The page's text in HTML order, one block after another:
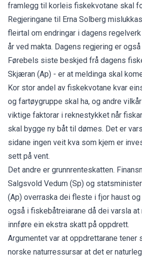
framlegg til korleis fiskekvotane skal
Regjeringane til Erna Solberg
fleirtal om endringar i dagens
år ved makta. Dagens regjering er
Førebels siste beskjed frå dagens
Skjæran (Ap) - er at meldinga skal
Kor stor andel av fiskekvotane kvar
og fartøygruppe skal ha, og andre
viktige faktorar i reknestykket når
skal bygge ny båt til dømes. Det er
sidane ingen veit kva som kjem er
sett på vent.
Det andre er grunnrenteskatten.
Salgsvold Vedum (Sp) og
(Ap) overraska dei fleste i fjor haust
også i fiskebåtreiarane då dei varsla at
innføre ein ekstra skatt på oppdrett.
Argumentet var at oppdrettarane tener
norske naturressursar at det er